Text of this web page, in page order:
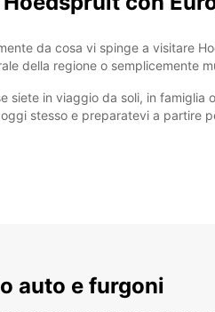
da cosa vi spinge a visitare
della regione o semplicemente
siete in viaggio da soli, in
stesso e preparatevi a partire
auto e furgoni